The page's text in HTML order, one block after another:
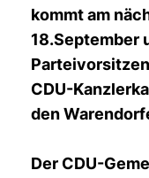
kommt am
18.September
CDU-
den
Der CDU-